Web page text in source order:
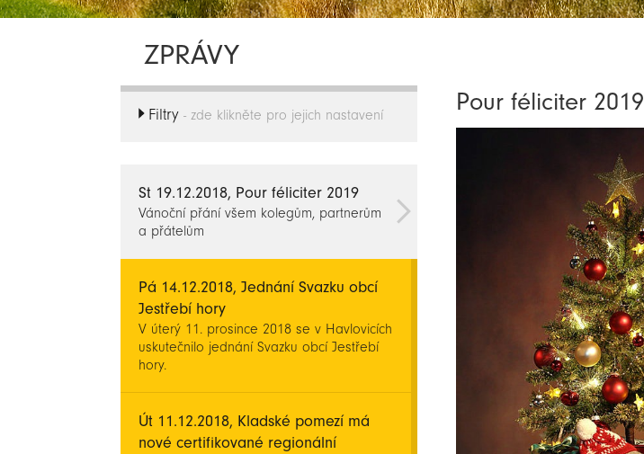
ZPRÁVY
Filtry - zde klikněte pro jejich nastavení
St 19.12.2018, Pour féliciter 2019
Vánoční přání všem kolegům, partnerům
a přátelům
Pá 14.12.2018, Jednání Svazku obcí
Jestřebí hory
V úterý 11. prosince 2018 se v Havlovicích
uskutečnilo jednání Svazku obcí Jestřebí
hory.
Út 11.12.2018, Kladské pomezí má
nové certifikované regionální
Pour féliciter 2019